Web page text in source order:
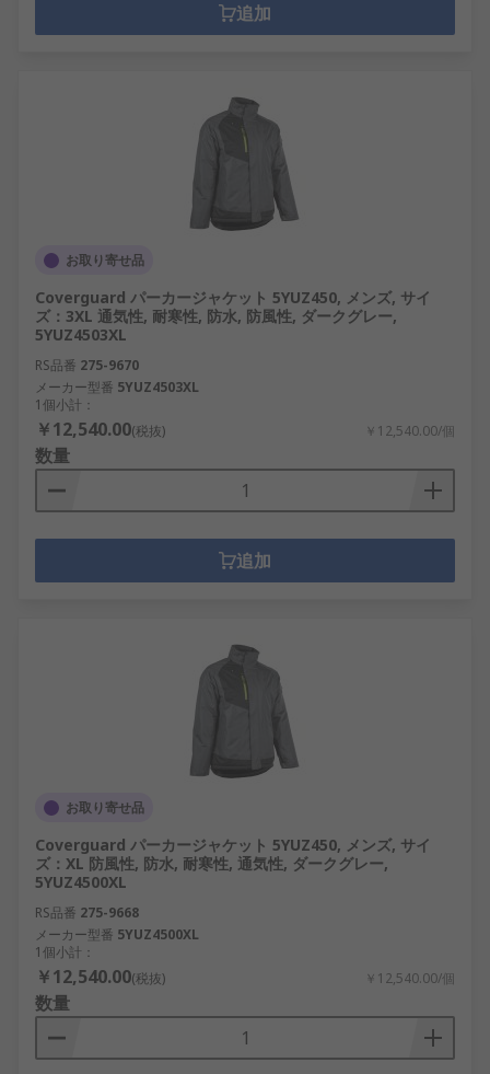
追加
お取り寄せ品
Coverguard パーカージャケット 5YUZ450, メンズ, サイ
ズ：3XL 通気性, 耐寒性, 防水, 防風性, ダークグレー,
5YUZ4503XL
RS品番 275-9670
メーカー型番 5YUZ4503XL
1個小計：
￥12,540.00(税抜) ￥12,540.00/個
数量
追加
お取り寄せ品
Coverguard パーカージャケット 5YUZ450, メンズ, サイ
ズ：XL 防風性, 防水, 耐寒性, 通気性, ダークグレー,
5YUZ4500XL
RS品番 275-9668
メーカー型番 5YUZ4500XL
1個小計：
￥12,540.00(税抜) ￥12,540.00/個
数量